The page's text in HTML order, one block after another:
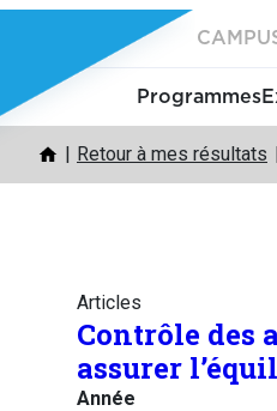
Programmes
Retour à mes résultats
Articles
Contrôle des
assurer
Année